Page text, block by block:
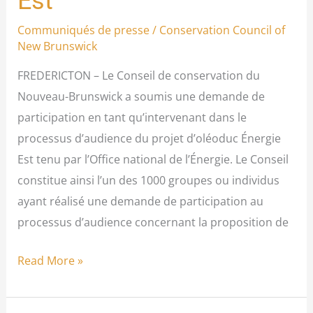
Communiqués de presse/ Conservation Council of
New Brunswick
FREDERICTON – Le Conseil de conservation du
Nouveau-Brunswick a soumis une demande de
participation en tant qu’intervenant dans le
processus d’audience du projet d’oléoduc Énergie
Est tenu par l’Office national de l’Énergie. Le Conseil
constitue ainsi l’un des 1000 groupes ou individus
ayant réalisé une demande de participation au
processus d’audience concernant la proposition de
Read More »